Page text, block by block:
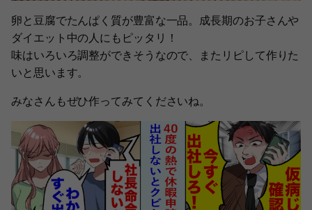
卵と豆腐でたんぱく質が豊富な一品。成長期のお子さんや
ダイエット中の人にもピッタリ！
味はいろいろ調整ができそうなので、またリピして作りた
いと思います。
みなさんもぜひ作ってみてくださいね。